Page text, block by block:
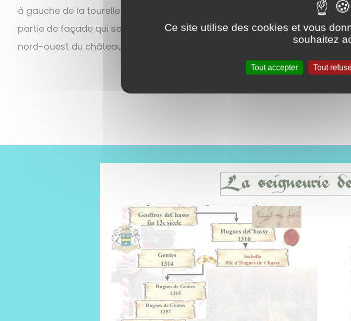
à gauche de la tourelle d’escalier comme en témoignent une porte
partie de façade qui se rattache au logis sud sont percées de baies à
nord-ouest du château, hors œuvre, massive tour-colombier circulaire à
Ce site utilise des cookies et vous
souhaitez
Tout accepter Tout